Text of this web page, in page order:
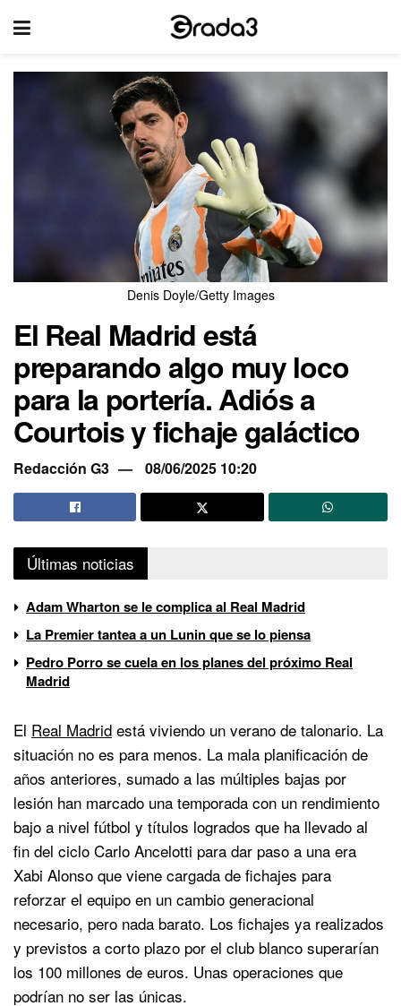
Denis Doyle/Getty Images
El Real Madrid está
preparando algo muy loco
para la portería. Adiós a
Courtois y fichaje galáctico
Redacción G3 08/06/2025 10:20
Últimas noticias
Adam Wharton se le complica al Real Madrid
La Premier tantea a un Lunin que se lo piensa
Pedro Porro se cuela en los planes del próximo Real
Madrid
El Real Madrid está viviendo un verano de talonario. La
situación no es para menos. La mala planificación de
años anteriores, sumado a las múltiples bajas por
lesión han marcado una temporada con un rendimiento
bajo a nivel fútbol y títulos logrados que ha llevado al
fin del ciclo Carlo Ancelotti para dar paso a una era
Xabi Alonso que viene cargada de fichajes para
reforzar el equipo en un cambio generacional
necesario, pero nada barato. Los fichajes ya realizados
y previstos a corto plazo por el club blanco superarían
los 100 millones de euros. Unas operaciones que
podrían no ser las únicas.